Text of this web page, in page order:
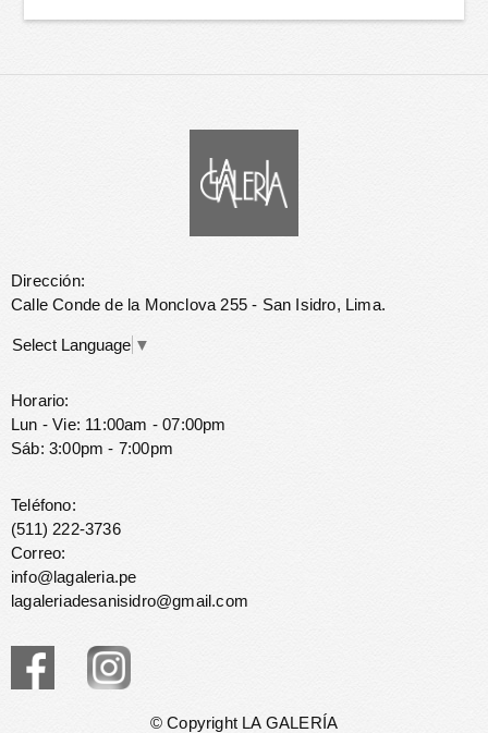
Dirección:
Calle Conde de la Monclova 255 - San Isidro, Lima.
Select Language ▼
Horario:
Lun - Vie: 11:00am - 07:00pm
Sáb: 3:00pm - 7:00pm
Teléfono:
(511) 222-3736
Correo:
info@lagaleria.pe
lagaleriadesanisidro@gmail.com
© Copyright LA GALERÍA